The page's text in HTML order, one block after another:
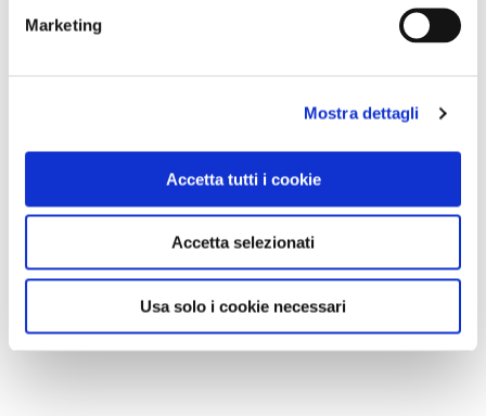
Marketing
Mostra dettagli
Accetta tutti i cookie
Accetta selezionati
Usa solo i cookie necessari